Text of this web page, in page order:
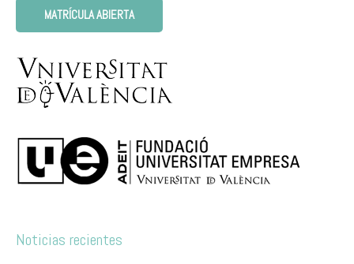
MATRÍCULA ABIERTA
Noticias recientes